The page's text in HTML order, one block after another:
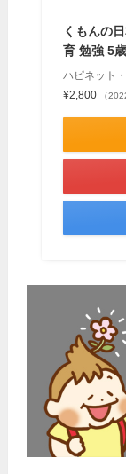
くもんの
育 勉強 5歳
ハピネット
¥2,800
（